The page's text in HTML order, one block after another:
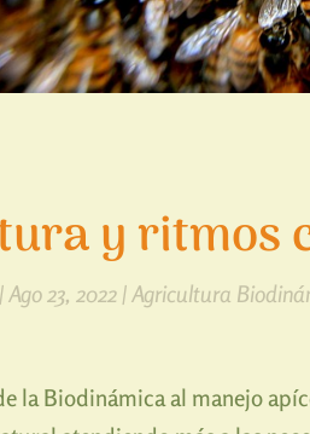
y ritmos
|Ago 23, 2022|Agricultura
la Biodinámica al manejo